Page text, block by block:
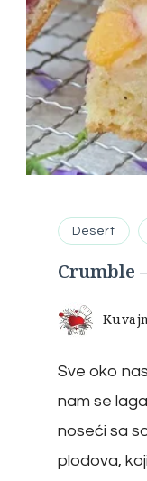
Desert
Crumble
Sve oko
nam se
noseći sa
plodova,